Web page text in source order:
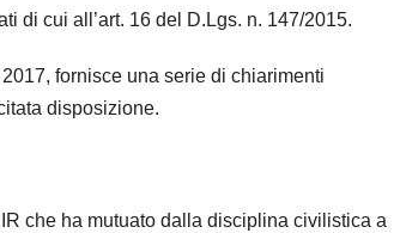
di cui all’art. 16 del D.Lgs. n. 147/2015.
fornisce una serie di chiarimenti
disposizione.
che ha mutuato dalla disciplina civilistica a